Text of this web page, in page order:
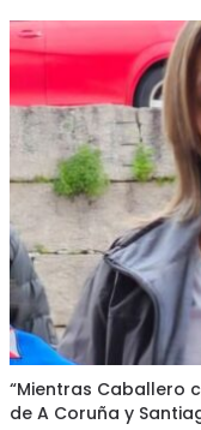
“Mientras Caballero
de A Coruña y